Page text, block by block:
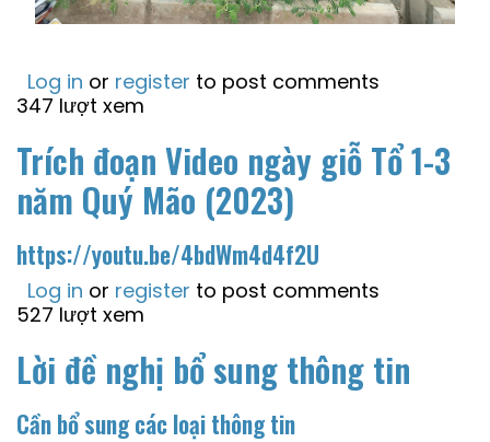
Log in or register to post comments
347 lượt xem
Trích đoạn Video ngày giỗ Tổ 1-3
năm Quý Mão (2023)
https://youtu.be/4bdWm4d4f2U
Log in or register to post comments
527 lượt xem
Lời đề nghị bổ sung thông tin
Cần bổ sung các loại thông tin